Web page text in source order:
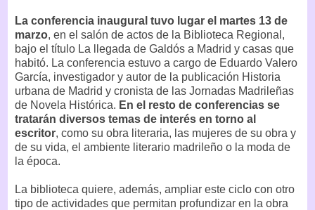
La conferencia inaugural tuvo lugar el martes 13 de
marzo, en el salón de actos de la Biblioteca Regional,
bajo el título La llegada de Galdós a Madrid y casas que
habitó. La conferencia estuvo a cargo de Eduardo Valero
García, investigador y autor de la publicación Historia
urbana de Madrid y cronista de las Jornadas Madrileñas
de Novela Histórica. En el resto de conferencias se
tratarán diversos temas de interés en torno al
escritor, como su obra literaria, las mujeres de su obra y
de su vida, el ambiente literario madrileño o la moda de
la época.
La biblioteca quiere, además, ampliar este ciclo con otro
tipo de actividades que permitan profundizar en la obra